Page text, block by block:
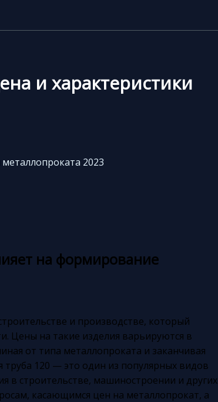
и характеристики
2023
на формирование
и производстве, который
Цены на такие изделия варьируются в
от типа металлопроката и заканчивая
120 — это один из популярных видов
в строительстве, машиностроении и других
касающимся цен на металлопрокат, а